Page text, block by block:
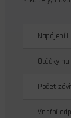
Napájení
Otáčky
Počet
Vnitřní